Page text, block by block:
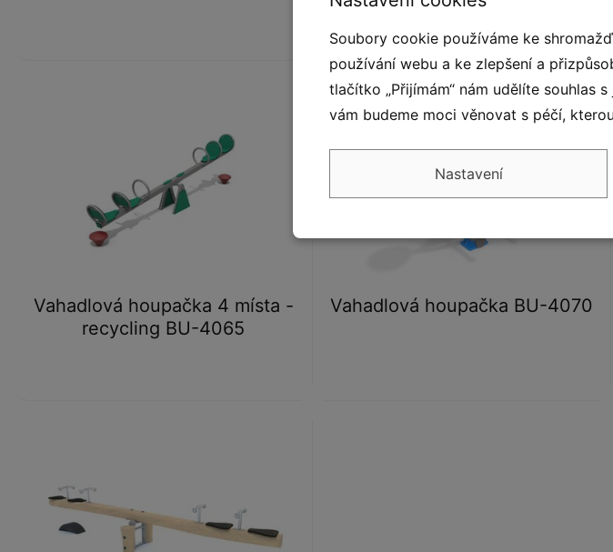
Vahadlová houpačka 4 místa -
recycling BU-4065
Vahadlová houpačka BU-4070
Soubory cookie používáme ke
používání webu a ke zlepšení a
tlačítko „Přijímám“ nám udělíte souhlas
vám budeme moci věnovat s péčí,
Nastavení